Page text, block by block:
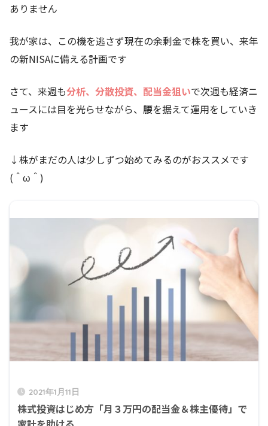
ありません
我が家は、この機を逃さず現在の余剰金で株を買い、来年
の新NISAに備える計画です
さて、来週も分析、分散投資、配当金狙いで次週も経済ニ
ュースには目を光らせながら、腰を据えて運用をしていき
ます
↓株がまだの人は少しずつ始めてみるのがおススメです
(＾ω＾)
2021年1月11日
株式投資はじめ方「月３万円の配当金＆株主優待」で